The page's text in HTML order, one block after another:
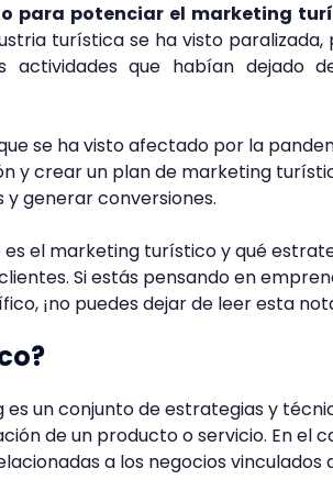
para potenciar el marketing
turística se ha visto paralizada,
que habían dejado
se ha visto afectado por la
y crear un plan de marketing
generar conversiones.
el marketing turístico y qué
Si estás pensando en
¡no puedes dejar de leer esta
un conjunto de estrategias y
de un producto o servicio. En el
a los negocios vinculados